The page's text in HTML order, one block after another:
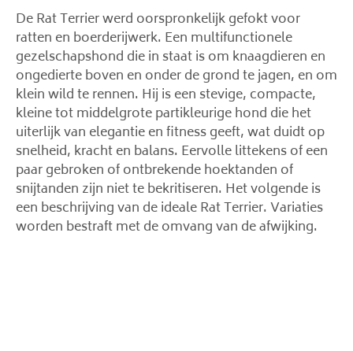
De Rat Terrier werd oorspronkelijk gefokt voor
ratten en boerderijwerk. Een multifunctionele
gezelschapshond die in staat is om knaagdieren en
ongedierte boven en onder de grond te jagen, en om
klein wild te rennen. Hij is een stevige, compacte,
kleine tot middelgrote partikleurige hond die het
uiterlijk van elegantie en fitness geeft, wat duidt op
snelheid, kracht en balans. Eervolle littekens of een
paar gebroken of ontbrekende hoektanden of
snijtanden zijn niet te bekritiseren. Het volgende is
een beschrijving van de ideale Rat Terrier. Variaties
worden bestraft met de omvang van de afwijking.